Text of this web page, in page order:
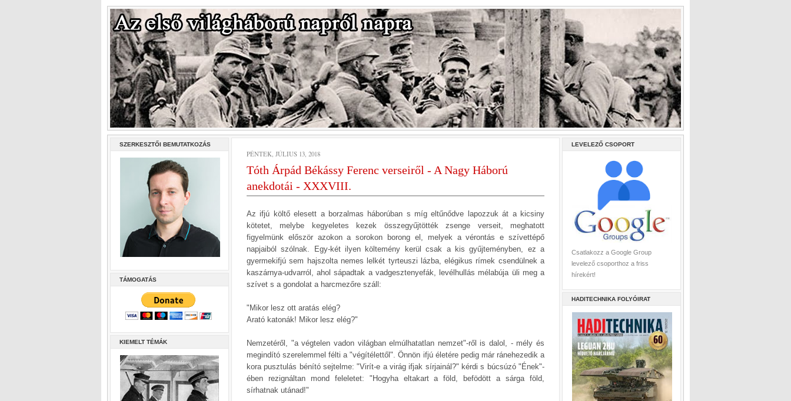
SZERKESZTŐI BEMUTATKOZÁS
TÁMOGATÁS
KIEMELT TÉMÁK
PÉNTEK, JÚLIUS 13, 2018
Tóth Árpád Békássy Ferenc verseiről - A Nagy Háború
anekdotái - XXXVIII.
Az ifjú költő elesett a borzalmas háborúban s míg eltűnődve lapozzuk át a kicsiny
kötetet, melybe kegyeletes kezek összegyűjtötték zsenge verseit, meghatott
figyelmünk először azokon a sorokon borong el, melyek a vérontás e szívettépő
napjaiból szólnak. Egy-két ilyen költemény kerül csak a kis gyűjteményben, ez a
gyermekifjú sem hajszolta nemes lelkét tyrteuszi lázba, elégikus rímek csendülnek a
kaszárnya-udvarról, ahol sápadtak a vadgesztenyefák, levélhullás mélabúja üli meg a
szívet s a gondolat a harcmezőre száll:
"Mikor lesz ott aratás elég?
Arató katonák! Mikor lesz elég?"
Nemzetéről, "a végtelen vadon világban elmúlhatatlan nemzet"-ről is dalol, - mély és
megindító szerelemmel félti a "végítélettől". Önnön ifjú életére pedig már ránehezedik a
kora pusztulás bénító sejtelme: "Virít-e a virág ifjak sírjainál?" kérdi s búcsúzó "Ének"-
ében rezignáltan mond feleletet: "Hogyha eltakart a föld, befödött a sárga föld,
sírhatnak utánad!"
LEVELEZŐ CSOPORT
Csatlakozz a Google Group
levelező csoporthoz a friss
hírekért!
HADITECHNIKA FOLYÓIRAT